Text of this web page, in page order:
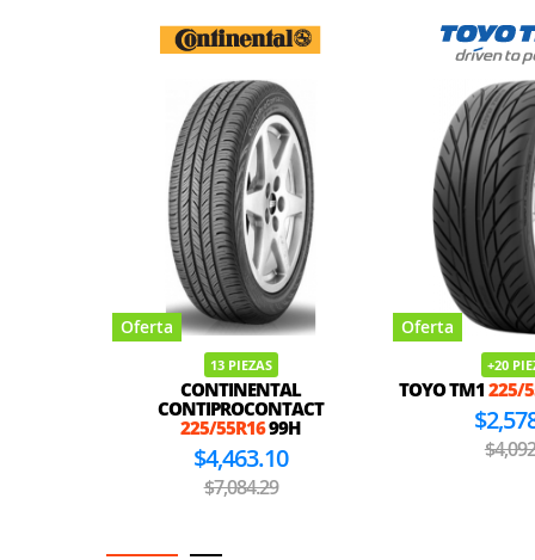
Oferta
13 PIEZAS
CONTINENTAL
CONTIPROCONTACT
225/55R1699H
$4,463.10
$7,084.29
Oferta
+20
TOYO TM1225/